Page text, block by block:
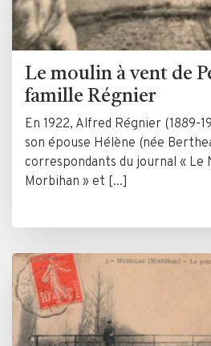
Le moulin à vent de
famille Régnier
En 1922, Alfred Régnier (1889-
son épouse Hélène (née
correspondants du journal « Le
Morbihan » et [...]